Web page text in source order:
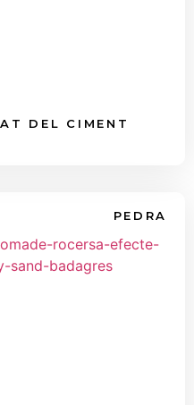
DEL CIMENT
PEDRA